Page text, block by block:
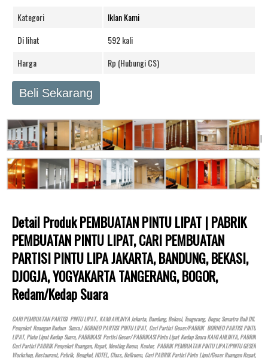
Kategori
Iklan Kami
Di lihat
592 kali
Harga
Rp (Hubungi CS)
Beli Sekarang
Detail Produk PEMBUATAN PINTU LIPAT | PABRIK
PEMBUATAN PINTU LIPAT, CARI PEMBUATAN
PARTISI PINTU LIPA JAKARTA, BANDUNG, BEKASI,
DJOGJA, YOGYAKARTA TANGERANG, BOGOR,
Redam/kedap Suara
CARI PEMBUATAN PARTISI PINTU LIPAT.. KAMI AHLINYA Jakarta, Bandung, Bekasi, Tangerang, Bogor, Sumatra Bali Dll.
Penyekat Ruangan Redam Suara.! BORNEO PARTISI PINTU LIPAT, Cari Partisi Geser/PABRIK BORNEO PARTISI PINTU
LIPAT, Pintu Lipat Kedap Suara, PABRIKASI Partisi Geser/ PABRIKASI Pintu Lipat Kedap Suara KAMI AHLINYA, PABRIK
Cari Partisi PABRIK Penyekat Ruangan, Rapat, Meeting Room, Kantor, PABRIK PEMBUATAN PINTU LIPAT/PINTU GESER
Workshop, Restaurant, Pabrik, Bengkel,HOTEL, Class, Ballroom, Cari PABRIK Partisi Pintu Lipat/Geser Ruangan Rapat,